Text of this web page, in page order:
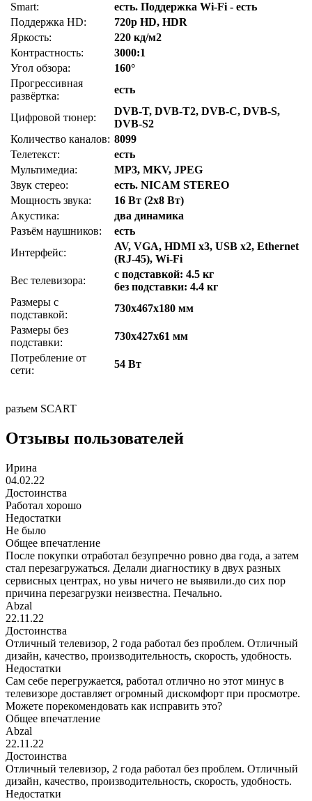
Smart:
есть. Поддержка Wi-Fi - есть
Поддержка HD:
720p HD, HDR
Яркость:
220 кд/м2
Контрастность:
3000:1
Угол обзора:
160°
Прогрессивная
развёртка:
есть
Цифровой тюнер:
DVB-T, DVB-T2, DVB-C, DVB-S,
DVB-S2
Количество каналов: 8099
Телетекст:
есть
Мультимедиа:
MP3, MKV, JPEG
Звук стерео:
есть. NICAM STEREO
Мощность звука:
16 Вт (2х8 Вт)
Акустика:
два динамика
Разъём наушников:
есть
Интерфейс:
AV, VGA, HDMI x3, USB x2, Ethernet
(RJ-45), Wi-Fi
Вес телевизора:
с подставкой: 4.5 кг
без подставки: 4.4 кг
Размеры с
подставкой:
730x467x180 мм
Размеры без
подставки:
730x427x61 мм
Потребление от
сети:
54 Вт
разъем SCART
Отзывы пользователей
Ирина
04.02.22
Достоинства
Работал хорошо
Недостатки
Не было
Общее впечатление
После покупки отработал безупречно ровно два года, а затем
стал перезагружаться. Делали диагностику в двух разных
сервисных центрах, но увы ничего не выявили.до сих пор
причина перезагрузки неизвестна. Печально.
Abzal
22.11.22
Достоинства
Отличный телевизор, 2 года работал без проблем. Отличный
дизайн, качество, производительность, скорость, удобность.
Недостатки
Сам себе перегружается, работал отлично но этот минус в
телевизоре доставляет огромный дискомфорт при просмотре.
Можете порекомендовать как исправить это?
Общее впечатление
Abzal
22.11.22
Достоинства
Отличный телевизор, 2 года работал без проблем. Отличный
дизайн, качество, производительность, скорость, удобность.
Недостатки